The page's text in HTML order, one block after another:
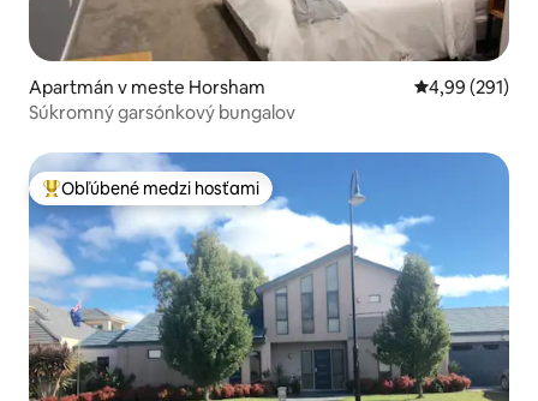
Apartmán v meste Horsham Priemerné
4,99 (291)
Súkromný garsónkový bungalov
Najobľúbenejšie medzi hosťami
Obľúbené medzi hosťami